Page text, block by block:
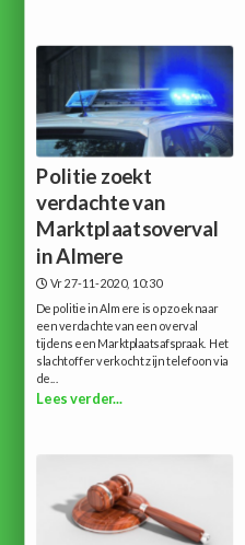
Politie zoekt
verdachte van
Marktplaatsoverval
in Almere
Vr 27-11-2020, 10:30
De politie in Almere is op zoek naar
een verdachte van een overval
tijdens een Marktplaatsafspraak. Het
slachtoffer verkocht zijn telefoon via
de...
Lees verder...